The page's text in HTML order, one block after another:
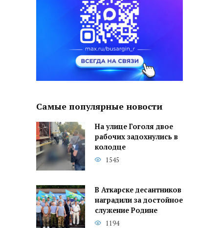
Самые популярные новости
На улице Гоголя двое
рабочих задохнулись в
колодце
1545
В Аткарске десантников
наградили за достойное
служение Родине
1194